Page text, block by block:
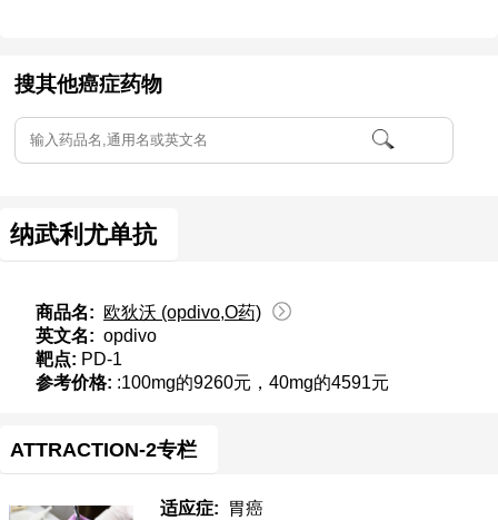
搜其他癌症药物
纳武利尤单抗
商品名: 欧狄沃 (opdivo,O药)
英文名: opdivo
靶点: PD-1
参考价格: :100mg的9260元，40mg的4591元
ATTRACTION-2专栏
适应症:
胃癌